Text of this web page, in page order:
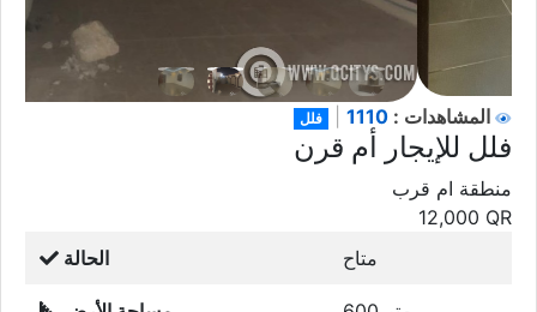
فلل المشاهدات :
فلل للإيجار أم قرن
منطقة ام قرب
12,000 QR
الحالة
متاح